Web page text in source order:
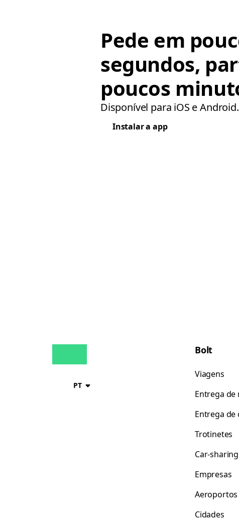
Pede em
segundos,
poucos
Disponível para iOS e Android.
Instalar a app
PT
Bolt
Viagens
Entrega de
Entrega de
Trotinetes
Car-sharing
Empresas
Aeroportos
Cidades